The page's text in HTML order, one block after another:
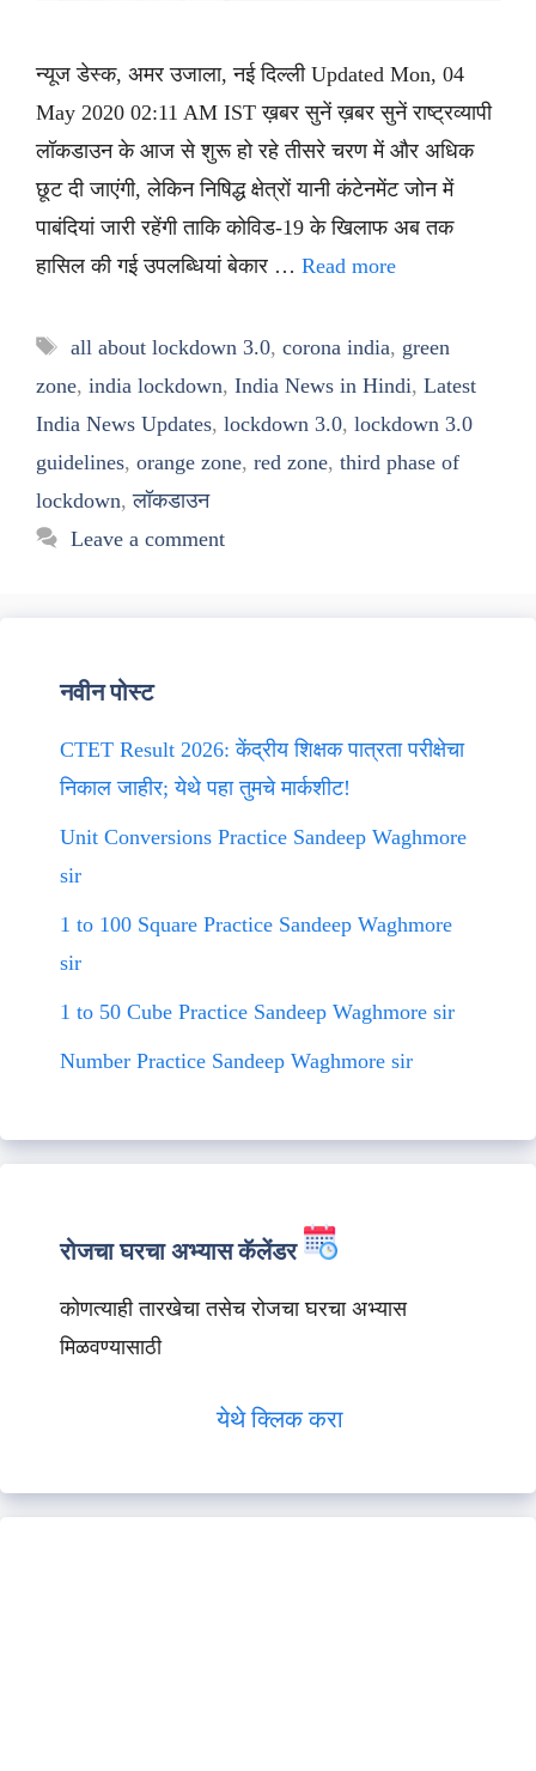
न्यूज डेस्क, अमर उजाला, नई दिल्ली Updated Mon, 04
May 2020 02:11 AM IST ख़बर सुनें ख़बर सुनें राष्ट्रव्यापी
लॉकडाउन के आज से शुरू हो रहे तीसरे चरण में और अधिक
छूट दी जाएंगी, लेकिन निषिद्ध क्षेत्रों यानी कंटेनमेंट जोन में
पाबंदियां जारी रहेंगी ताकि कोविड-19 के खिलाफ अब तक
हासिल की गई उपलब्धियां बेकार … Read more
Tags
all about lockdown 3.0, corona india, green
zone, india lockdown, India News in Hindi, Latest
India News Updates, lockdown 3.0, lockdown 3.0
guidelines, orange zone, red zone, third phase of
lockdown,लॉकडाउन
Leave a comment
नवीन पोस्ट
CTET Result 2026: केंद्रीय शिक्षक पात्रता परीक्षेचा
निकाल जाहीर; येथे पहा तुमचे मार्कशीट!
Unit Conversions Practice Sandeep Waghmore
sir
1 to 100 Square Practice Sandeep Waghmore
sir
1 to 50 Cube Practice Sandeep Waghmore sir
Number Practice Sandeep Waghmore sir
रोजचा घरचा अभ्यास कॅलेंडर
कोणत्याही तारखेचा तसेच रोजचा घरचा अभ्यास
मिळवण्यासाठी
येथे क्लिक करा